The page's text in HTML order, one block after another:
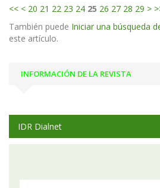
<< < 20 21 22 23 24 25 26 27 28 29 >
También puede Iniciar una búsqueda
este artículo.
INFORMACIÓN DE LA REVISTA
IDR Dialnet